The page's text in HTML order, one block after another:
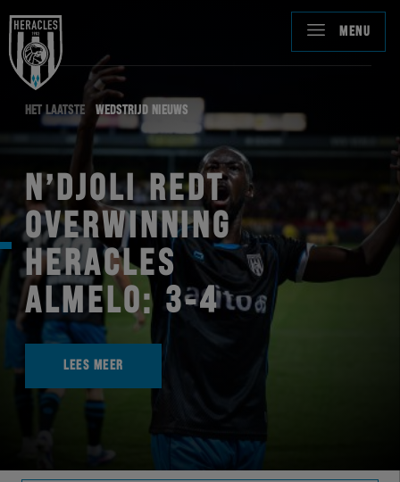
MENU
HET LAATSTE WEDSTRIJD NIEUWS
N’DJOLI REDT
OVERWINNING
HERACLES
ALMELO: 3-4
LEES MEER